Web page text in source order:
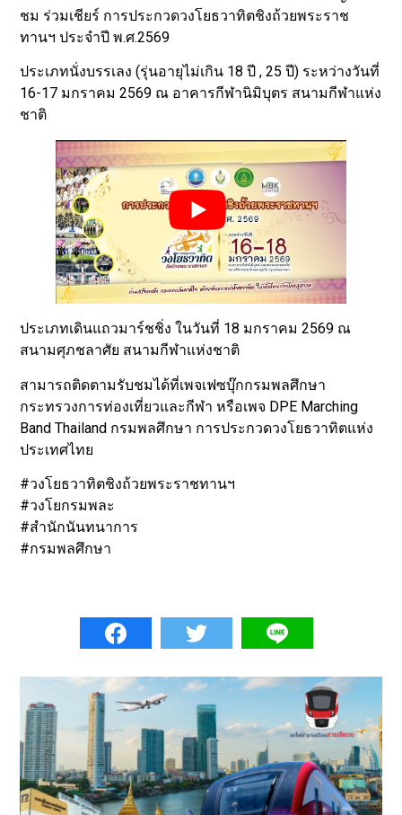
ชม ร่วมเชียร์ การประกวดวงโยธวาทิตชิงถ้วยพระราช
ทานฯ ประจำปี พ.ศ.2569
ประเภทนั่งบรรเลง (รุ่นอายุไม่เกิน 18 ปี , 25 ปี) ระหว่างวันที่
16-17 มกราคม 2569 ณ อาคารกีฬานิมิบุตร สนามกีฬาแห่ง
ชาติ
ประเภทเดินแถวมาร์ชชิ่ง ในวันที่ 18 มกราคม 2569 ณ
สนามศุภชลาศัย สนามกีฬาแห่งชาติ
สามารถติดตามรับชมได้ที่เพจเฟซบุ๊กกรมพลศึกษา
กระทรวงการท่องเที่ยวและกีฬา หรือเพจ DPE Marching
Band Thailand กรมพลศึกษา การประกวดวงโยธวาทิตแห่ง
ประเทศไทย
#วงโยธวาทิตชิงถ้วยพระราชทานฯ
#วงโยกรมพละ
#สำนักนันทนาการ
#กรมพลศึกษา